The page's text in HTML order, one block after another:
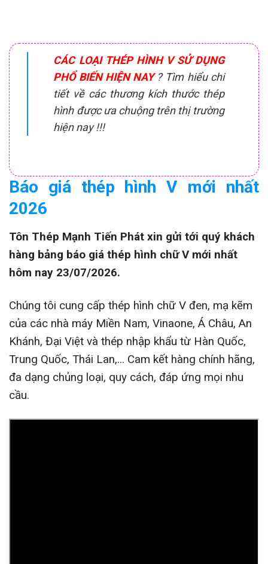
CÁC LOẠI THÉP HÌNH V SỬ DỤNG
PHỔ BIẾN HIỆN NAY? Tìm hiểu chi
tiết về các thương kích thước thép
hình được ưa chuộng trên thị trường
hiện nay !!!
Báo giá thép hình V mới nhất
2026
Tôn Thép Mạnh Tiến Phát xin gửi tới quý khách
hàng bảng báo giá thép hình chữ V mới nhất
hôm nay 23/07/2026.
Chúng tôi cung cấp thép hình chữ V đen, mạ kẽm
của các nhà máy Miền Nam, Vinaone, Á Châu, An
Khánh, Đại Việt và thép nhập khẩu từ Hàn Quốc,
Trung Quốc, Thái Lan,... Cam kết hàng chính hãng,
đa dạng chủng loại, quy cách, đáp ứng mọi nhu
cầu.